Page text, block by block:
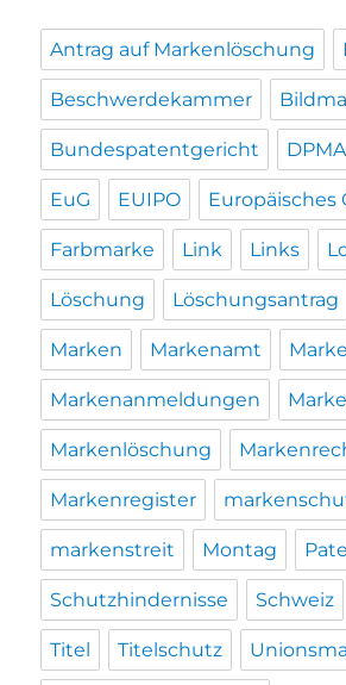
Antrag auf Markenlöschung
Beschwerdekammer
Bundespatentgericht DPMA
EuG EUIPO Europäisches
Farbmarke Link Links
Löschung Löschungsantrag
Marken Markenamt
Markenanmeldungen
Markenlöschung
Markenregister
markenstreit Montag
Schutzhindernisse Schweiz
Titel Titelschutz